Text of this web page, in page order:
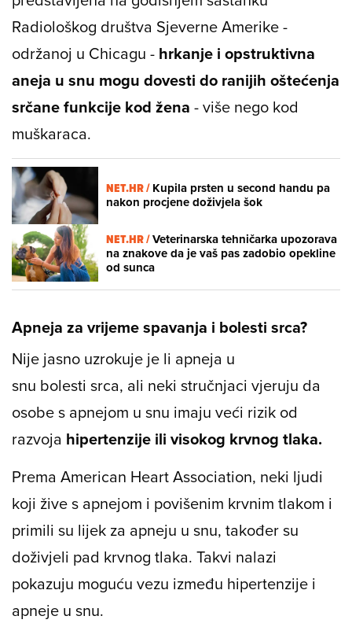
Radiološkog društva Sjeverne Amerike -
održanoj u Chicagu - hrkanje i opstruktivna
aneja u snu mogu dovesti do ranijih oštećenja
srčane funkcije kod žena - više nego kod
muškaraca.
NET.HR /Kupila prsten u second handu pa
nakon procjene doživjela šok
NET.HR /Veterinarska tehničarka upozorava
na znakove da je vaš pas zadobio opekline
od sunca
Apneja za vrijeme spavanja i bolesti srca?
Nije jasno uzrokuje je li apneja u
snu bolesti srca, ali neki stručnjaci vjeruju da
osobe s apnejom u snu imaju veći rizik od
razvoja hipertenzije ili visokog krvnog tlaka.
Prema American Heart Association, neki ljudi
koji žive s apnejom i povišenim krvnim tlakom i
primili su lijek za apneju u snu, također su
doživjeli pad krvnog tlaka. Takvi nalazi
pokazuju moguću vezu između hipertenzije i
apneje u snu.